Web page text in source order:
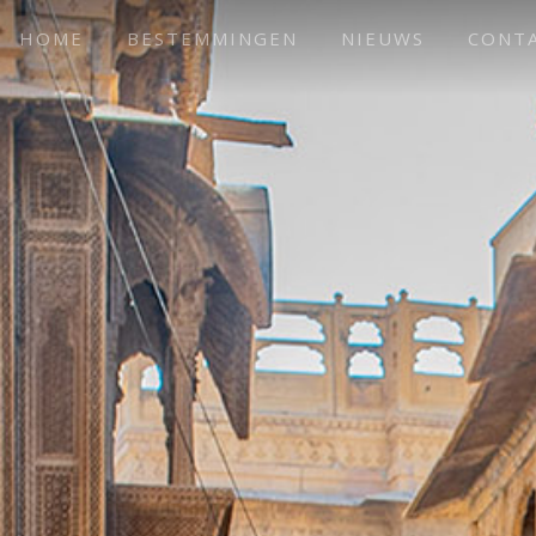
HOME BESTEMMINGEN NIEUWS